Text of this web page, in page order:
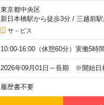
東京都中央区
新日本橋駅から徒歩3分/ 三越前
サ－ビス
10:00-16:00（休憩60分）実働5時
2026年09月01日～長期 ※開始
履歴書不要